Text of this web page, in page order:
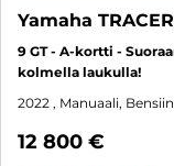
Yamaha TRACER
9 GT - A-kortti -
kolmella laukulla!
2022 , Manuaali,
12 800 €